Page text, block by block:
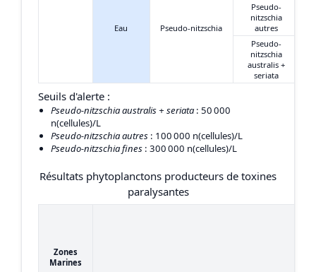
Eau Pseudo-nitzschia
Pseudo-
nitzschia
autres
Pseudo-
nitzschia
australis +
seriata
Seuils d'alerte :
Pseudo-nitzschia australis + seriata : 50 000
n(cellules)/L
Pseudo-nitzschia autres : 100 000 n(cellules)/L
Pseudo-nitzschia fines : 300 000 n(cellules)/L
Résultats phytoplanctons producteurs de toxines
paralysantes
Zones
Marines